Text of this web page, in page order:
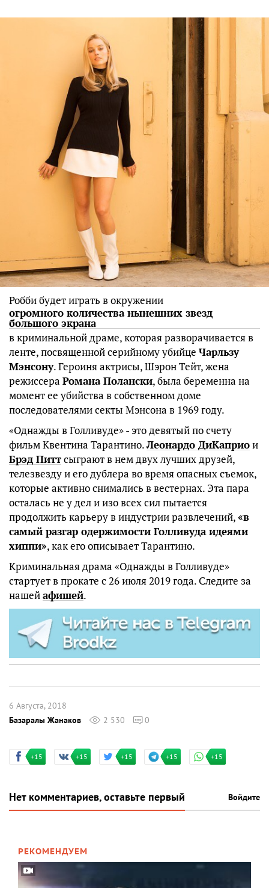
Робби будет играть в окружении
огромного количества нынешних звезд
большого экрана
в криминальной драме, которая разворачивается в
ленте, посвященной серийному убийце Чарльзу
Мэнсону. Героиня актрисы, Шэрон Тейт, жена
режиссера Романа Полански, была беременна на
момент ее убийства в собственном доме
последователями секты Мэнсона в 1969 году.
«Однажды в Голливуде» - это девятый по счету
фильм Квентина Тарантино.Леонардо ДиКаприои
Брэд Питтсыграют в нем двух лучших друзей,
телезвезду и его дублера во время опасных съемок,
которые активно снимались в вестернах. Эта пара
осталась не у дел и изо всех сил пытается
продолжить карьеру в индустрии развлечений,«в
самый разгар одержимости Голливуда идеями
хиппи», как его описывает Тарантино.
Криминальная драма «Однажды в Голливуде»
стартует в прокате с 26 июля 2019 года. Следите за
нашейафишей.
6 Августа, 2018
Базаралы Жанаков
2 530 0
+15 +15 +15 +15 +15
Нет комментариев, оставьте первый Войдите
РЕКОМЕНДУЕМ